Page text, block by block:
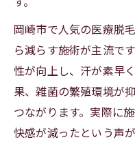
岡崎市で人気の医療脱
ら減らす施術が主流で
性が向上し、汗が素早
果、雑菌の繁殖環境が
つながります。実際に
快感が減ったという声